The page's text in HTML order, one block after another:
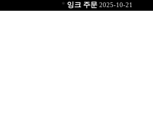
* 잉크 주문2025-10-21